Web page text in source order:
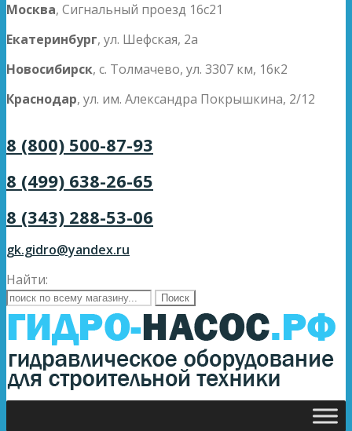
Москва, Сигнальный проезд 16с21
Екатеринбург, ул. Шефская, 2а
Новосибирск, с. Толмачево, ул. 3307 км, 16к2
Краснодар, ул. им. Александра Покрышкина, 2/12
8 (800) 500-87-93
8 (499) 638-26-65
8 (343) 288-53-06
gk.gidro@yandex.ru
Найти: